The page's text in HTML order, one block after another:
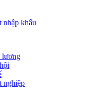
nhập khẩu
lương
nghiệp